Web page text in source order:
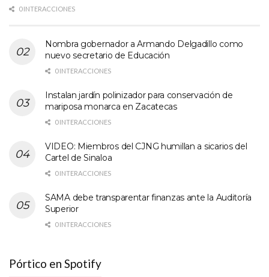
0 INTERACCIONES
Nombra gobernador a Armando Delgadillo como
nuevo secretario de Educación
0 INTERACCIONES
Instalan jardín polinizador para conservación de
mariposa monarca en Zacatecas
0 INTERACCIONES
VIDEO: Miembros del CJNG humillan a sicarios del
Cartel de Sinaloa
0 INTERACCIONES
SAMA debe transparentar finanzas ante la Auditoría
Superior
0 INTERACCIONES
Pórtico en Spotify